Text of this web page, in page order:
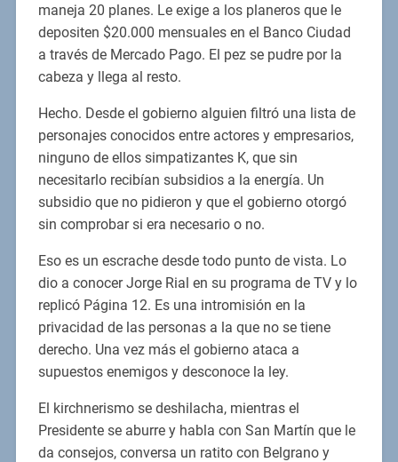
maneja 20 planes. Le exige a los planeros que le
depositen $20.000 mensuales en el Banco Ciudad
a través de Mercado Pago. El pez se pudre por la
cabeza y llega al resto.
Hecho. Desde el gobierno alguien filtró una lista de
personajes conocidos entre actores y empresarios,
ninguno de ellos simpatizantes K, que sin
necesitarlo recibían subsidios a la energía. Un
subsidio que no pidieron y que el gobierno otorgó
sin comprobar si era necesario o no.
Eso es un escrache desde todo punto de vista. Lo
dio a conocer Jorge Rial en su programa de TV y lo
replicó Página 12. Es una intromisión en la
privacidad de las personas a la que no se tiene
derecho. Una vez más el gobierno ataca a
supuestos enemigos y desconoce la ley.
El kirchnerismo se deshilacha, mientras el
Presidente se aburre y habla con San Martín que le
da consejos, conversa un ratito con Belgrano y